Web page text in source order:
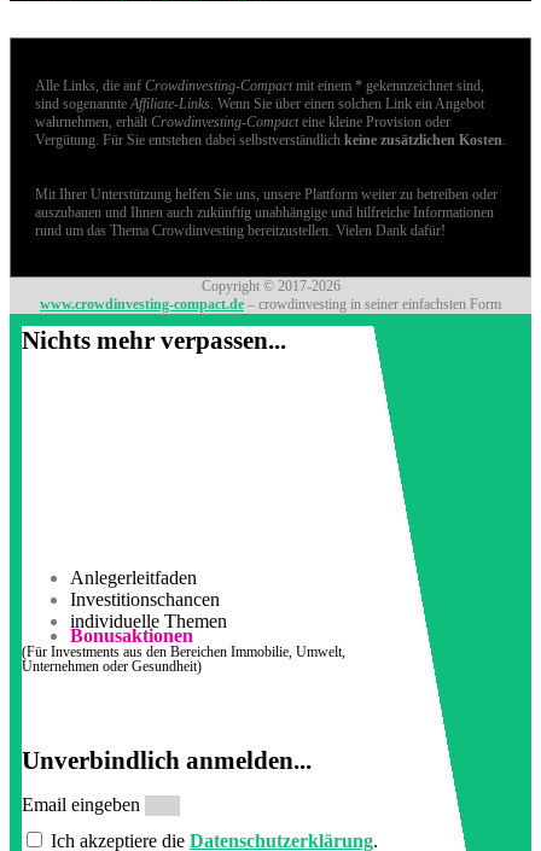
Alle Links, die auf Crowdinvesting-Compactmit einem * gekennzeichnet sind,
sind sogenannteAffiliate-Links. Wenn Sie über einen solchen Link ein Angebot
wahrnehmen, erhält Crowdinvesting-Compacteine kleine Provision oder
Vergütung. Für Sie entstehen dabei selbstverständlich keine zusätzlichen Kosten.
Mit Ihrer Unterstützung helfen Sie uns, unsere Plattform weiter zu betreiben oder
auszubauen und Ihnen auch zukünftig unabhängige und hilfreiche Informationen
rund um das Thema Crowdinvesting bereitzustellen. Vielen Dank dafür!
Copyright © 2017-2026
www.crowdinvesting-compact.de – crowdinvesting in seiner einfachsten Form
Nichts mehr verpassen...
Anlegerleitfaden
Investitionschancen
individuelle Themen
Bonusaktionen
(Für Investments aus den Bereichen Immobilie, Umwelt,
Unternehmen oder Gesundheit)
Unverbindlich anmelden...
Email eingeben
Ich akzeptiere die Datenschutzerklärung.